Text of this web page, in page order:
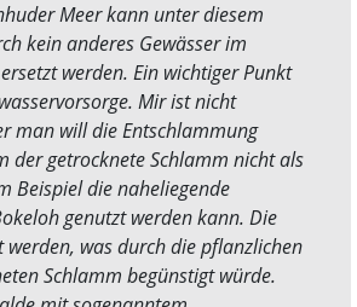
Meer kann unter diesem
kein anderes Gewässer im
werden. Ein wichtiger Punkt
Mir ist nicht
man will die Entschlammung
der getrocknete Schlamm nicht als
Beispiel die naheliegende
genutzt werden kann. Die
was durch die pflanzlichen
Schlamm begünstigt würde.